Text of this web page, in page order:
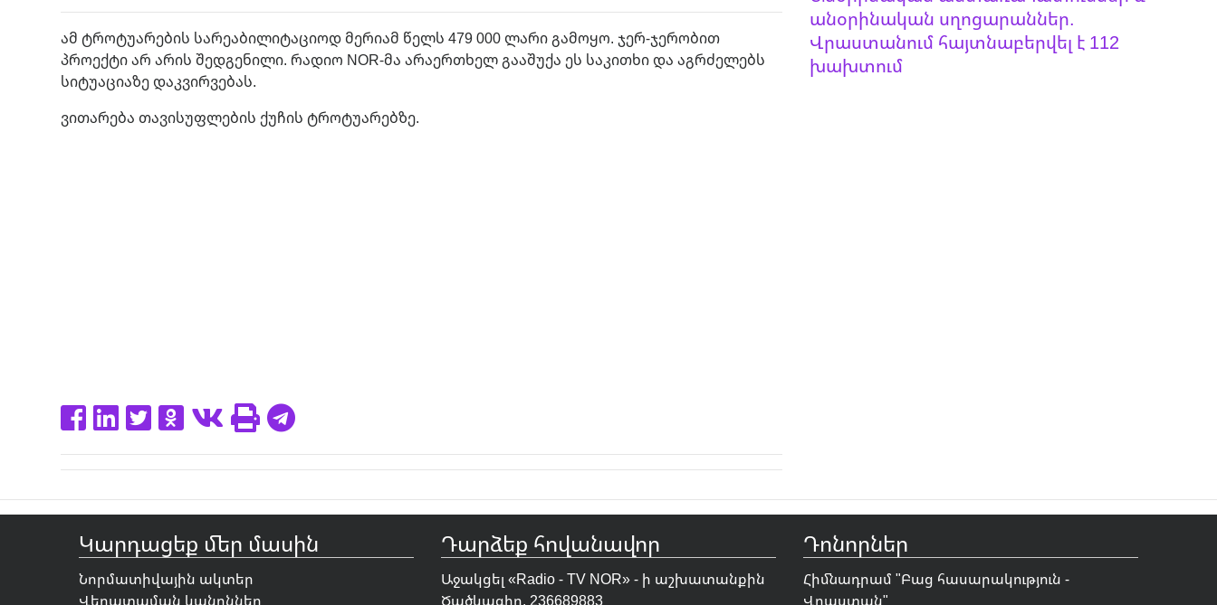
ამ ტროტუარების სარეაბილიტაციოდ მერიამ წელს 479 000 ლარი გამოყო. ჯერ-ჯერობით
პროექტი არ არის შედგენილი. რადიო NOR-მა არაერთხელ გააშუქა ეს საკითხი და აგრძელებს
სიტუაციაზე დაკვირვებას.
ვითარება თავისუფლების ქუჩის ტროტუარებზე.
անօրինական սղոցարաններ.
Վրաստանում հայտնաբերվել է 112
խախտում
Կարդացեք մեր մասին
Նորմատիվային ակտեր
Վերատպման կանոններ
Դարձեք հովանավոր
Աջակցել «Radio - TV NOR» - ի աշխատանքին
Ծածկագիր. 236689883
Դոնորներ
Հիմնադրամ "Բաց հասարակություն -
Վրաստան"